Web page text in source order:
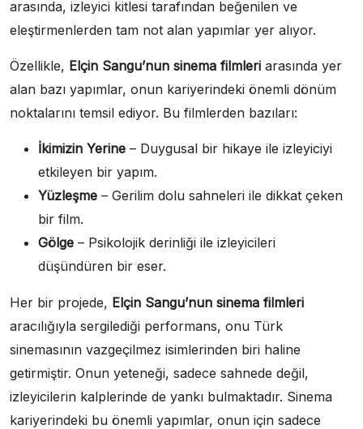
arasında, izleyici kitlesi tarafından beğenilen ve
eleştirmenlerden tam not alan yapımlar yer alıyor.
Özellikle, Elçin Sangu’nun sinema filmleri arasında yer
alan bazı yapımlar, onun kariyerindeki önemli dönüm
noktalarını temsil ediyor. Bu filmlerden bazıları:
İkimizin Yerine – Duygusal bir hikaye ile izleyiciyi
etkileyen bir yapım.
Yüzleşme – Gerilim dolu sahneleri ile dikkat çeken
bir film.
Gölge – Psikolojik derinliği ile izleyicileri
düşündüren bir eser.
Her bir projede, Elçin Sangu’nun sinema filmleri
aracılığıyla sergilediği performans, onu Türk
sinemasının vazgeçilmez isimlerinden biri haline
getirmiştir. Onun yeteneği, sadece sahnede değil,
izleyicilerin kalplerinde de yankı bulmaktadır. Sinema
kariyerindeki bu önemli yapımlar, onun için sadece